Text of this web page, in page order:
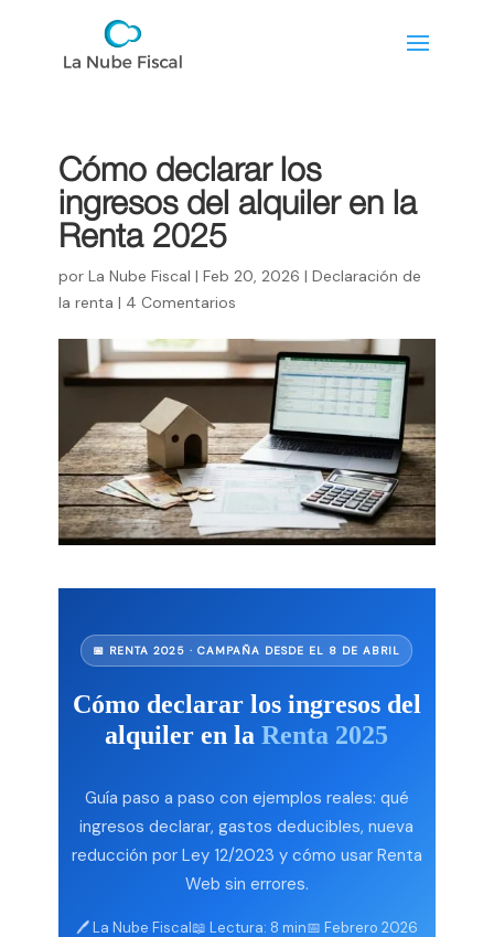
Cómo declarar los
ingresos del alquiler en la
Renta 2025
por La Nube Fiscal | Feb 20, 2026 | Declaración de
la renta | 4 Comentarios
📅 RENTA 2025 · CAMPAÑA DESDE EL 8 DE ABRIL
Cómo declarar los ingresos del
alquiler en laRenta 2025
Guía paso a paso con ejemplos reales: qué
ingresos declarar, gastos deducibles, nueva
reducción por Ley 12/2023 y cómo usar Renta
Web sin errores.
🖊️ La Nube Fiscal📖 Lectura: 8 min📅 Febrero 2026